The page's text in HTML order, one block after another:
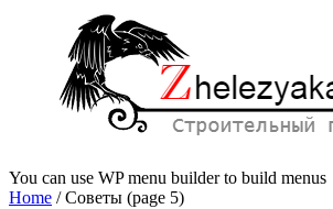
You can use WP menu builder to build menus
Home /Советы (page 5)